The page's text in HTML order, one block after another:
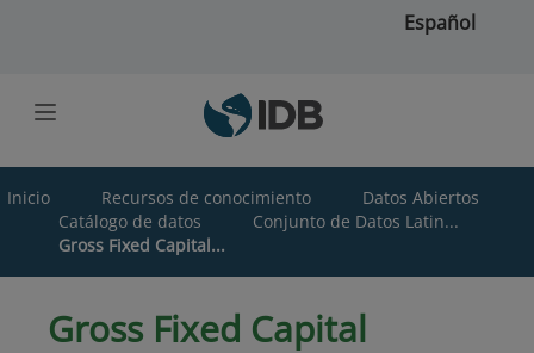
Español
Inicio Recursos de conocimiento
Datos Abiertos
Catálogo de datos
Conjunto de Datos Latin...
Gross Fixed Capital...
Gross Fixed Capital